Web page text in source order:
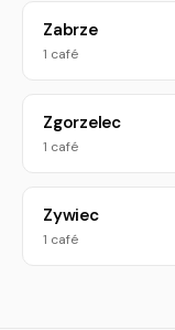
Zabrze
1 café
Zgorzelec
1 café
Zywiec
1 café